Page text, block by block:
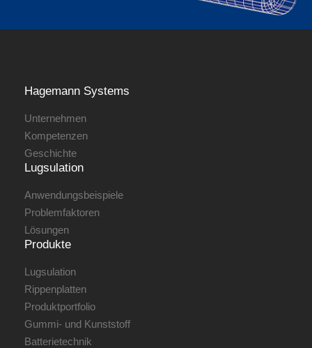
Hagemann ­Systems
Unternehmen
Kompetenzen
Geschichte
Lugsulation
Anwendungsbeispiele
Problemfaktoren
Lösungen
Produkte
Lugsulation
Rippenplatten
Produktportfolio
Gummi- und Kunststoff
Batterietechnik